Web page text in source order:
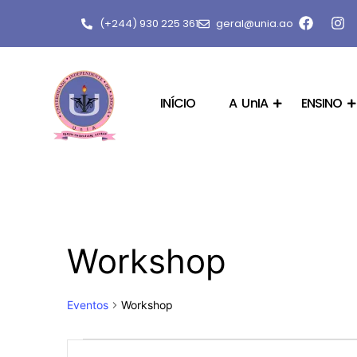
(+244) 930 225 361 geral@unia.ao
INÍCIO A UnIA ENSINO
Workshop
Eventos Workshop